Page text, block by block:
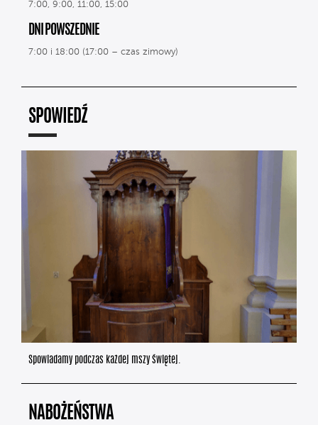
7:00, 9:00, 11:00, 15:00
DNI POWSZEDNIE
7:00 i 18:00 (17:00 – czas zimowy)
SPOWIEDŹ
Spowiadamy podczas każdej mszy świętej.
NABOŻEŃSTWA